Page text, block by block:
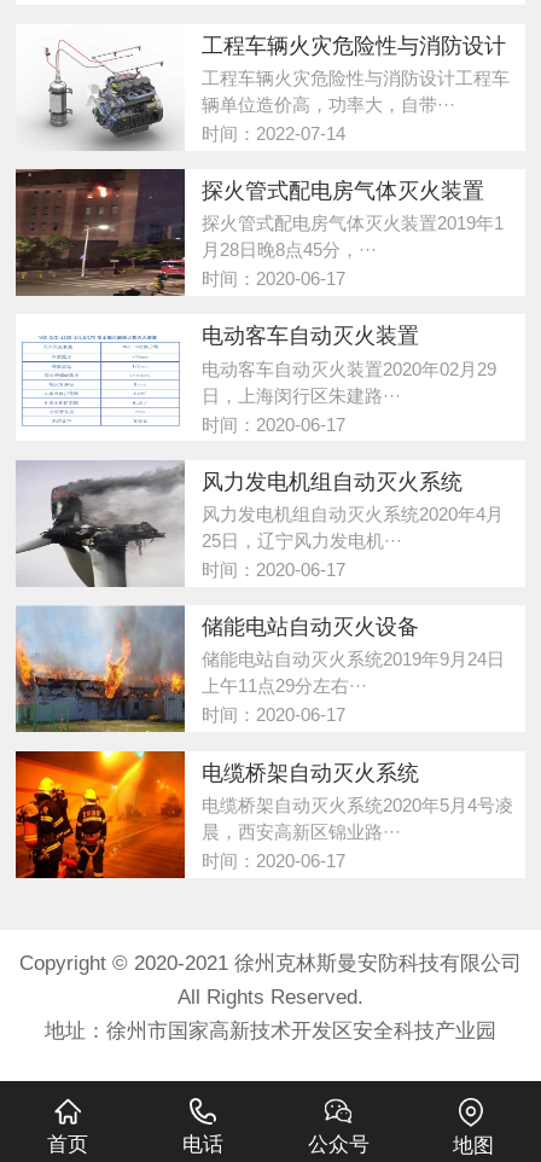
工程车辆火灾危险性与消防设计
工程车辆火灾危险性与消防设计工程车
辆单位造价高，功率大，自带···
时间：2022-07-14
探火管式配电房气体灭火装置
探火管式配电房气体灭火装置2019年1
月28日晚8点45分，···
时间：2020-06-17
电动客车自动灭火装置
电动客车自动灭火装置2020年02月29
日，上海闵行区朱建路···
时间：2020-06-17
风力发电机组自动灭火系统
风力发电机组自动灭火系统2020年4月
25日，辽宁风力发电机···
时间：2020-06-17
储能电站自动灭火设备
储能电站自动灭火系统2019年9月24日
上午11点29分左右···
时间：2020-06-17
电缆桥架自动灭火系统
电缆桥架自动灭火系统2020年5月4号凌
晨，西安高新区锦业路···
时间：2020-06-17
Copyright © 2020-2021 徐州克林斯曼安防科技有限公司
All Rights Reserved.
地址：徐州市国家高新技术开发区安全科技产业园
首页 电话 公众号 地图